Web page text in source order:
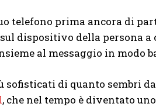
telefono prima ancora di
dispositivo della persona a
al messaggio in modo
di quanto sembri
, che nel tempo è diventato